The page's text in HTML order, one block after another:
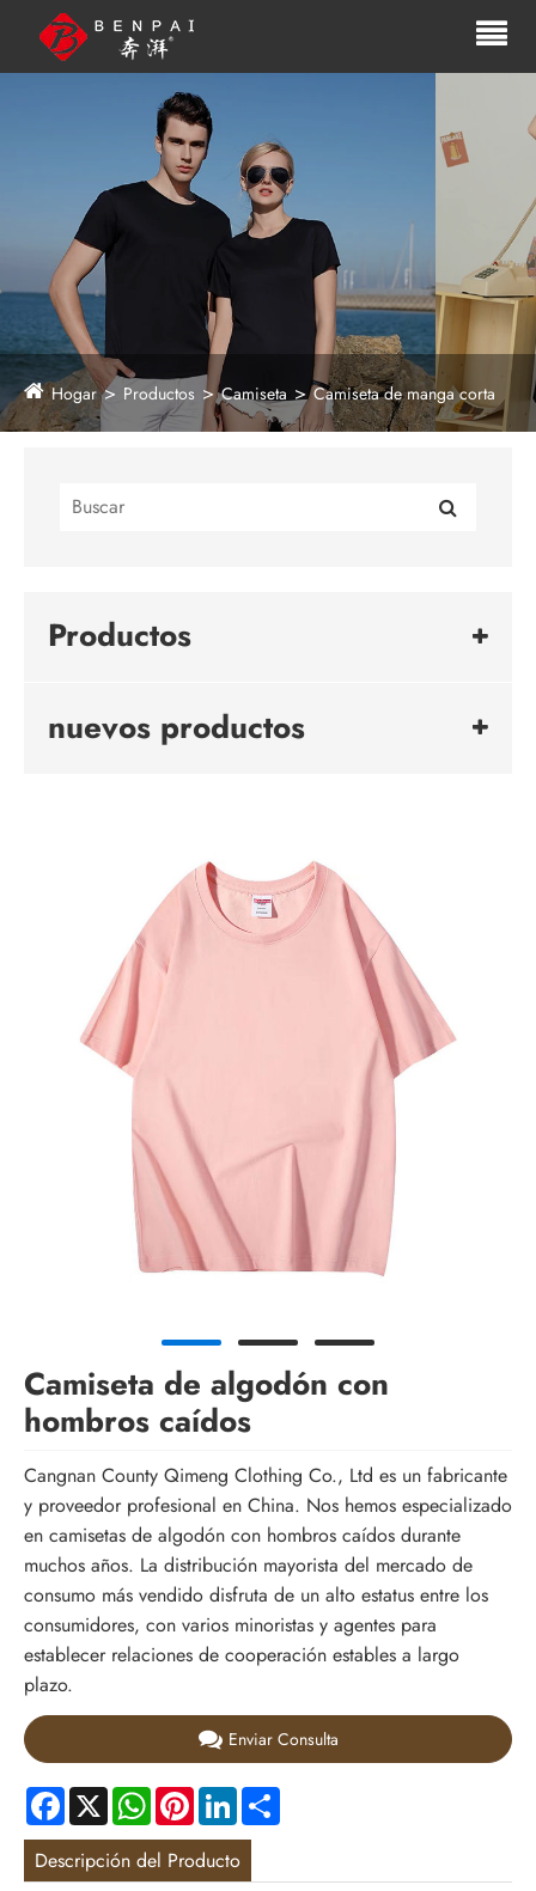
Hogar Productos Camiseta Camiseta de manga corta
Productos
nuevos productos
Camiseta de algodón con
hombros caídos
Cangnan County Qimeng Clothing Co., Ltd es un fabricante
y proveedor profesional en China. Nos hemos especializado
en camisetas de algodón con hombros caídos durante
muchos años. La distribución mayorista del mercado de
consumo más vendido disfruta de un alto estatus entre los
consumidores, con varios minoristas y agentes para
establecer relaciones de cooperación estables a largo
plazo.
Enviar Consulta
Facebook
X WhatsApp
PinterestLinkedIn
Descripción del Producto